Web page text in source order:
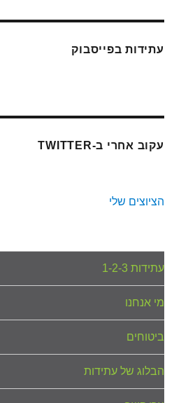
עתידות בפייסבוק
עקוב אחרי ב-TWITTER
הציוצים שלי
עתידות 1-2-3
מי אנחנו
ביטוחים
הבלוג של עתידות